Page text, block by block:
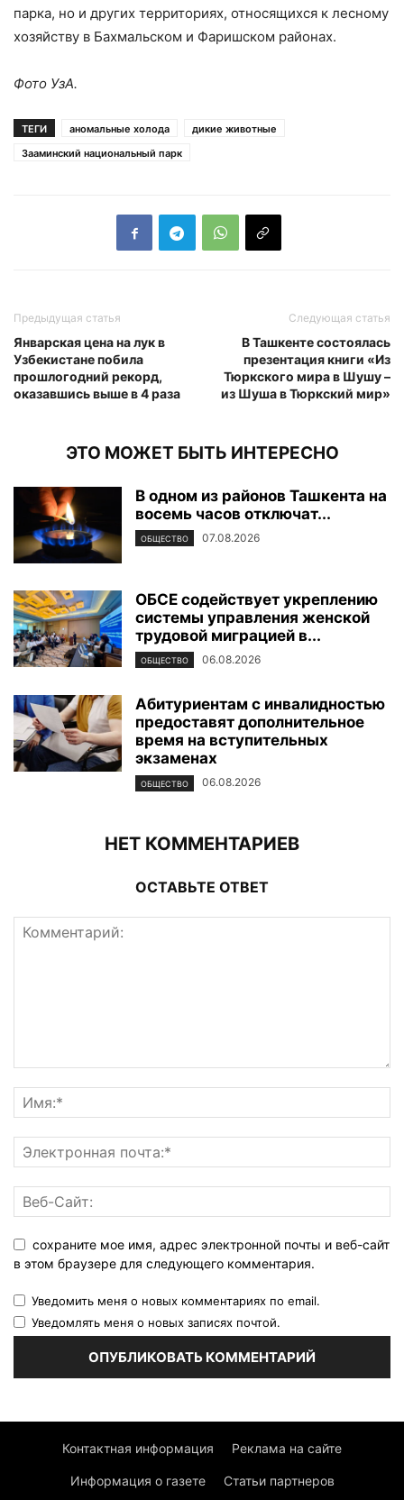
парка, но и других территориях, относящихся к лесному
хозяйству в Бахмальском и Фаришском районах.
Фото УзА.
ТЕГИ аномальные холода
дикие животные
Зааминский национальный парк
Предыдущая статья
Январская цена на лук в
Узбекистане побила
прошлогодний рекорд,
оказавшись выше в 4 раза
Следующая статья
В Ташкенте состоялась
презентация книги «Из
Тюркского мира в Шушу –
из Шуша в Тюркский мир»
ЭТО МОЖЕТ БЫТЬ ИНТЕРЕСНО
В одном из районов Ташкента на
восемь часов отключат...
ОБЩЕСТВО 07.08.2026
ОБСЕ содействует укреплению
системы управления женской
трудовой миграцией в...
ОБЩЕСТВО 06.08.2026
Абитуриентам с инвалидностью
предоставят дополнительное
время на вступительных
экзаменах
ОБЩЕСТВО 06.08.2026
НЕТ КОММЕНТАРИЕВ
ОСТАВЬТЕ ОТВЕТ
сохраните мое имя, адрес электронной почты и веб-сайт
в этом браузере для следующего комментария.
Уведомить меня о новых комментариях по email.
Уведомлять меня о новых записях почтой.
Контактная информация Реклама на сайте
Информация о газете Статьи партнеров